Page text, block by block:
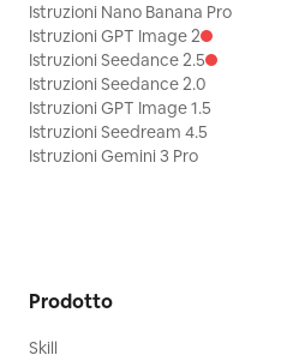
Istruzioni Nano Banana Pro
Istruzioni GPT Image 2
Istruzioni Seedance 2.5
Istruzioni Seedance 2.0
Istruzioni GPT Image 1.5
Istruzioni Seedream 4.5
Istruzioni Gemini 3 Pro
Prodotto
Skill